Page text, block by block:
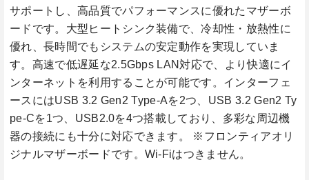
サポートし、高品質でパフォーマンスに優れたマザーボ
ードです。大型ヒートシンク装備で、冷却性・放熱性に
優れ、長時間でもシステムの安定動作を実現していま
す。高速で低遅延な2.5Gbps LAN対応で、より快適にイ
ンターネットを利用することが可能です。インターフェ
ースにはUSB 3.2 Gen2 Type-Aを2つ、USB 3.2 Gen2 Ty
pe-Cを1つ、USB2.0を4つ搭載しており、多彩な周辺機
器の接続にも十分に対応できます。 ※フロンティアオリ
ジナルマザーボードです。Wi-Fiはつきません。